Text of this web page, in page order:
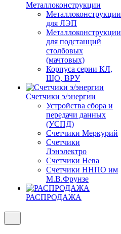
Металлоконструкции
Металлоконструкции
для ЛЭП
Металлоконструкции
для подстанций
столбовых
(мачтовых)
Корпуса серии КЛ,
ЩО, ВРУ
Счетчики э/энергии
Устройства сбора и
передачи данных
(УСПД)
Счетчики Меркурий
Счетчики
Лэнэлектро
Счетчики Нева
Счетчики ННПО им
М.В.Фрунзе
РАСПРОДАЖА